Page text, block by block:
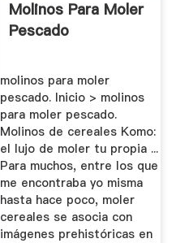
Molinos Para Moler
Pescado
molinos para moler
pescado. Inicio > molinos
para moler pescado.
Molinos de cereales Komo:
el lujo de moler tu propia ...
Para muchos, entre los que
me encontraba yo misma
hasta hace poco, moler
cereales se asocia con
imágenes prehistóricas en